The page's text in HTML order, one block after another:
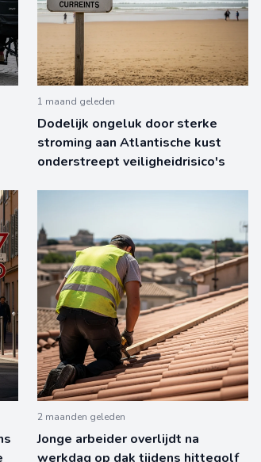
1 maand geleden
Dodelijk ongeluk door sterke
stroming aan Atlantische kust
onderstreept veiligheidrisico's
2 maanden geleden
Jonge arbeider overlijdt na
werkdag op dak tijdens hittegolf